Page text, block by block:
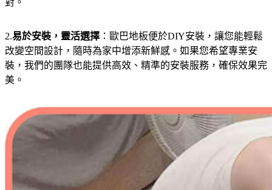
2.易於安裝，靈活選擇 ：歐巴地板便於DIY安裝，讓您能輕鬆
改變空間設計，隨時為家中增添新鮮感。如果您希望專業安
裝，我們的團隊也能提供高效、精準的安裝服務，確保效果完
美。